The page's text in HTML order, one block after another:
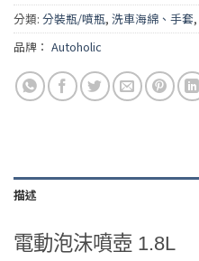
分類: 分裝瓶/噴瓶, 洗車海綿、手套,
品牌： Autoholic
描述
電動泡沫噴壺 1.8L